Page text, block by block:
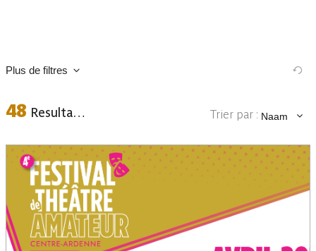
Plus de filtres
48 Resultaten Trier par : Naam
Data